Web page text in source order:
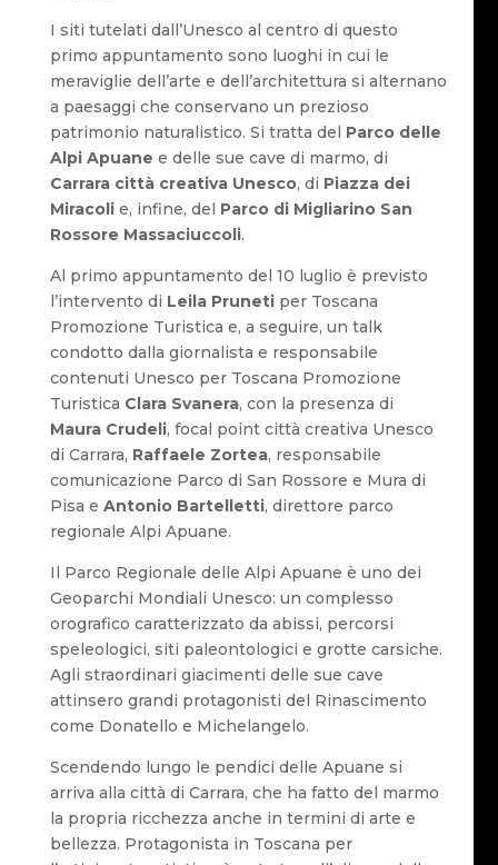
I siti tutelati dall’Unesco al centro di questo
primo appuntamento sono luoghi in cui le
meraviglie dell’arte e dell’architettura si alternano
a paesaggi che conservano un prezioso
patrimonio naturalistico. Si tratta del Parco delle
Alpi Apuane e delle sue cave di marmo, di
Carrara città creativa Unesco, di Piazza dei
Miracolie, infine, del Parco di Migliarino San
Rossore Massaciuccoli.
Al primo appuntamento del 10 luglio è previsto
l’intervento di Leila Prunetiper Toscana
Promozione Turistica e, a seguire, un talk
condotto dalla giornalista e responsabile
contenuti Unesco per Toscana Promozione
Turistica Clara Svanera, con la presenza di
Maura Crudeli, focal point città creativa Unesco
di Carrara, Raffaele Zortea, responsabile
comunicazione Parco di San Rossore e Mura di
Pisa e Antonio Bartelletti, direttore parco
regionale Alpi Apuane.
Il Parco Regionale delle Alpi Apuane è uno dei
Geoparchi Mondiali Unesco: un complesso
orografico caratterizzato da abissi, percorsi
speleologici, siti paleontologici e grotte carsiche.
Agli straordinari giacimenti delle sue cave
attinsero grandi protagonisti del Rinascimento
come Donatello e Michelangelo.
Scendendo lungo le pendici delle Apuane si
arriva alla città di Carrara, che ha fatto del marmo
la propria ricchezza anche in termini di arte e
bellezza. Protagonista in Toscana per